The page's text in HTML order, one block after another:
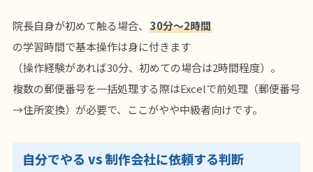
院長自身が初めて触る場合、 30分〜2時間
の学習時間で基本操作は身に付きます
（操作経験があれば30分、初めての場合は2時間程度）。
複数の郵便番号を一括処理する際はExcelで前処理（郵便番号
→住所変換）が必要で、ここがやや中級者向けです。
自分でやる vs 制作会社に依頼する判断